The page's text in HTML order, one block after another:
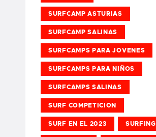
SURFCAMP ASTURIAS
SURFCAMP SALINAS
SURFCAMPS PARA JOVENES
SURFCAMPS PARA NIÑOS
SURFCAMPS SALINAS
SURF COMPETICION
SURF EN EL 2023 SURFING